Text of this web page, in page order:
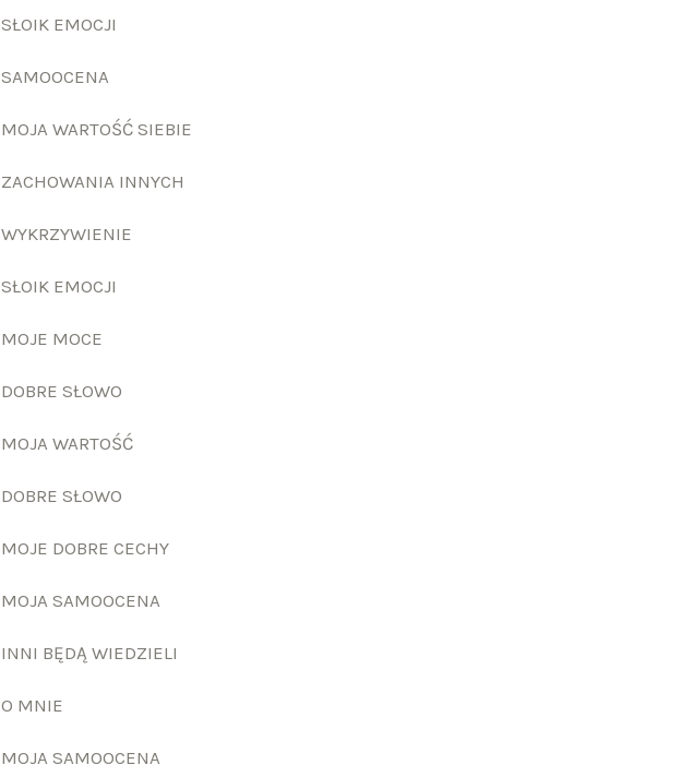
SŁOIK EMOCJI
SAMOOCENA
MOJA WARTOŚĆ SIEBIE
ZACHOWANIA INNYCH
WYKRZYWIENIE
SŁOIK EMOCJI
MOJE MOCE
DOBRE SŁOWO
MOJA WARTOŚĆ
DOBRE SŁOWO
MOJE DOBRE CECHY
MOJA SAMOOCENA
INNI BĘDĄ WIEDZIELI
O MNIE
MOJA SAMOOCENA